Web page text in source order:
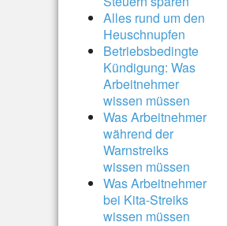
Alles rund um den
Heuschnupfen
Betriebsbedingte
Kündigung: Was
Arbeitnehmer
wissen müssen
Was Arbeitnehmer
während der
Warnstreiks
wissen müssen
Was Arbeitnehmer
bei Kita-Streiks
wissen müssen